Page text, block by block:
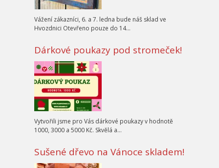
Vážení zákazníci, 6. a 7. ledna bude náš sklad ve
Hvozdnici Otevřeno pouze do 14…
Dárkové poukazy pod stromeček!
Vytvořili jsme pro Vás dárkové poukazy v hodnotě
1000, 3000 a 5000 Kč. Skvělá a…
Sušené dřevo na Vánoce skladem!